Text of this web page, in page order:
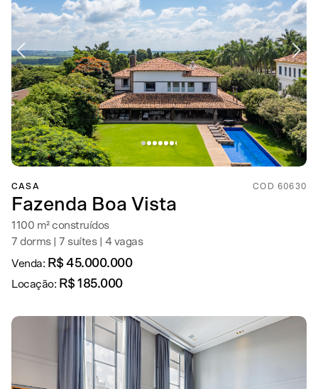
CASA COD 60630
Fazenda Boa Vista
1100 m² construídos
7 dorms | 7 suítes | 4 vagas
Venda: R$ 45.000.000
Locação: R$ 185.000